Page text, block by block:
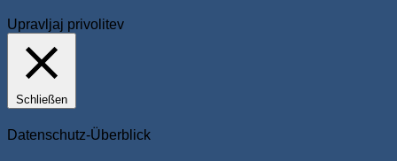
Upravljaj privolitev
Schließen
Datenschutz-Überblick